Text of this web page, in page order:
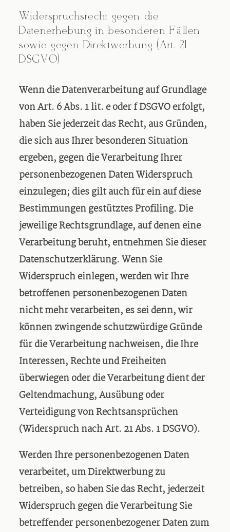
Widerspruchsrecht gegen die
Datenerhebung in besonderen Fällen
sowie gegen Direktwerbung (Art. 21
DSGVO)
Wenn die Datenverarbeitung auf Grundlage
von Art. 6 Abs. 1 lit. e oder f DSGVO erfolgt,
haben Sie jederzeit das Recht, aus Gründen,
die sich aus Ihrer besonderen Situation
ergeben, gegen die Verarbeitung Ihrer
personenbezogenen Daten Widerspruch
einzulegen; dies gilt auch für ein auf diese
Bestimmungen gestütztes Profiling. Die
jeweilige Rechtsgrundlage, auf denen eine
Verarbeitung beruht, entnehmen Sie dieser
Datenschutzerklärung. Wenn Sie
Widerspruch einlegen, werden wir Ihre
betroffenen personenbezogenen Daten
nicht mehr verarbeiten, es sei denn, wir
können zwingende schutzwürdige Gründe
für die Verarbeitung nachweisen, die Ihre
Interessen, Rechte und Freiheiten
überwiegen oder die Verarbeitung dient der
Geltendmachung, Ausübung oder
Verteidigung von Rechtsansprüchen
(Widerspruch nach Art. 21 Abs. 1 DSGVO).
Werden Ihre personenbezogenen Daten
verarbeitet, um Direktwerbung zu
betreiben, so haben Sie das Recht, jederzeit
Widerspruch gegen die Verarbeitung Sie
betreffender personenbezogener Daten zum